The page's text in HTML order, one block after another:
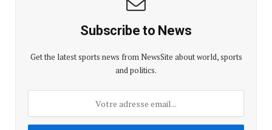
Subscribe to News
Get the latest sports news from NewsSite about world, sports
and politics.